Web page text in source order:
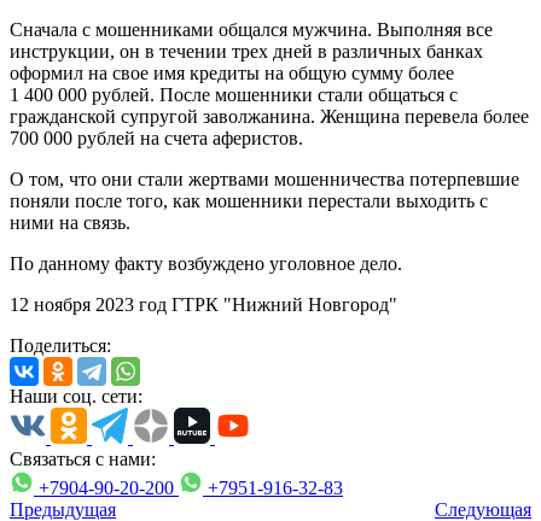
Сначала с мошенниками общался мужчина. Выполняя все
инструкции, он в течении трех дней в различных банках
оформил на свое имя кредиты на общую сумму более
1 400 000 рублей. После мошенники стали общаться с
гражданской супругой заволжанина. Женщина перевела более
700 000 рублей на счета аферистов.
О том, что они стали жертвами мошенничества потерпевшие
поняли после того, как мошенники перестали выходить с
ними на связь.
По данному факту возбуждено уголовное дело.
12 ноября 2023 год ГТРК "Нижний Новгород"
Поделиться:
Наши соц. сети:
Связаться с нами:
+7904-90-20-200
+7951-916-32-83
Предыдущая
Следующая